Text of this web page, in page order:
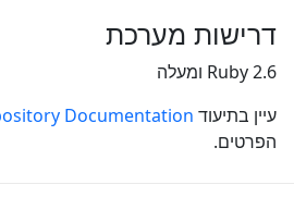
דרישות מערכת
Ruby 2.6 ומעלה
עיין בתיעוד Documentation
הפרטים.